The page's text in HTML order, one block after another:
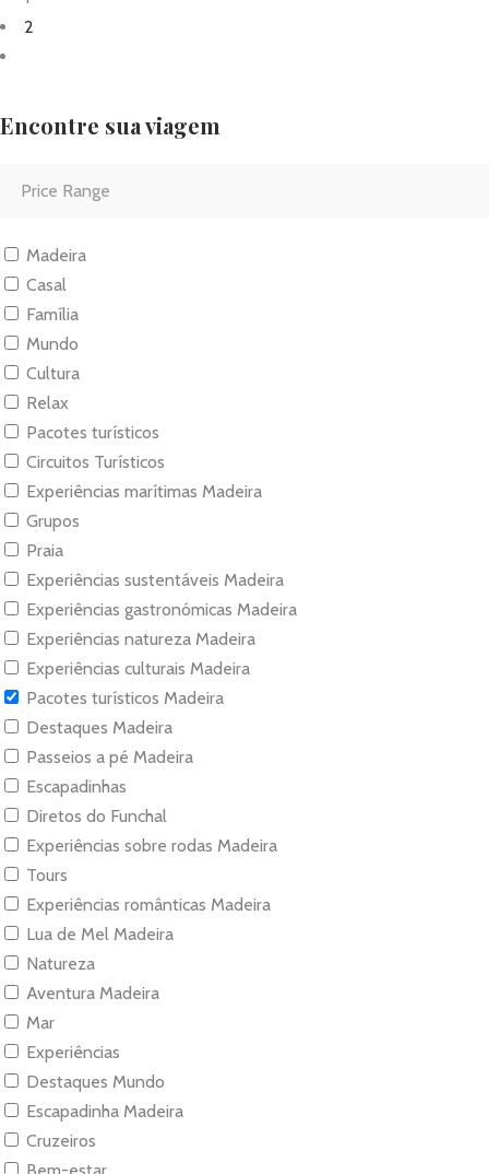
2
Encontre sua viagem
Madeira
Casal
Família
Mundo
Cultura
Relax
Pacotes turísticos
Circuitos Turísticos
Experiências marítimas Madeira
Grupos
Praia
Experiências sustentáveis Madeira
Experiências gastronómicas Madeira
Experiências natureza Madeira
Experiências culturais Madeira
Pacotes turísticos Madeira
Destaques Madeira
Passeios a pé Madeira
Escapadinhas
Diretos do Funchal
Experiências sobre rodas Madeira
Tours
Experiências românticas Madeira
Lua de Mel Madeira
Natureza
Aventura Madeira
Mar
Experiências
Destaques Mundo
Escapadinha Madeira
Cruzeiros